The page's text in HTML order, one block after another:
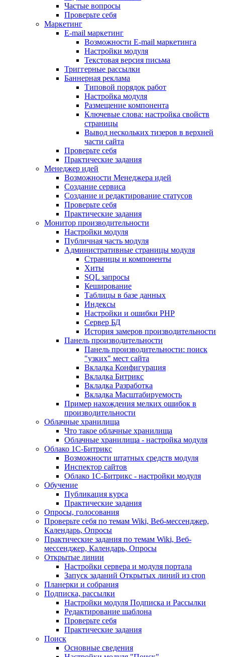
Частые вопросы
Проверьте себя
Маркетинг
E-mail маркетинг
Возможности E-mail маркетинга
Настройки модуля
Текстовая версия письма
Триггерные рассылки
Баннерная реклама
Типовой порядок работ
Настройка модуля
Размещение компонента
Ключевые слова: настройка свойств
страницы
Вывод нескольких тизеров в верхней
части сайта
Проверьте себя
Практические задания
Менеджер идей
Возможности Менеджера идей
Создание сервиса
Создание и редактирование статусов
Проверьте себя
Практические задания
Монитор производительности
Настройки модуля
Публичная часть модуля
Административные страницы модуля
Страницы и компоненты
Хиты
SQL запросы
Кеширование
Таблицы в базе данных
Индексы
Настройки и ошибки PHP
Сервер БД
История замеров производительности
Панель производительности
Панель производительности: поиск
"узких" мест сайта
Вкладка Конфигурация
Вкладка Битрикс
Вкладка Разработка
Вкладка Масштабируемость
Пример нахождения мелких ошибок в
производительности
Облачные хранилища
Что такое облачные хранилища
Облачные хранилища - настройка модуля
Облако 1С-Битрикс
Возможности штатных средств модуля
Инспектор сайтов
Облако 1С-Битрикс - настройки модуля
Обучение
Публикация курса
Практические задания
Опросы, голосования
Проверьте себя по темам Wiki, Веб-мессенджер,
Календарь, Опросы
Практические задания по темам Wiki, Веб-
мессенджер, Календарь, Опросы
Открытые линии
Настройки сервера и модуля портала
Запуск заданий Открытых линий из cron
Планерки и собрания
Подписка, рассылки
Настройки модуля Подписка и Рассылки
Редактирование шаблона
Проверьте себя
Практические задания
Поиск
Основные сведения